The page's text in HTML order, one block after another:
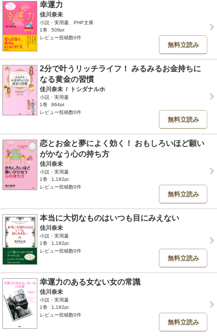
幸運力
佳川奈未
小説・実用書、PHP文庫
1巻
509pt
レビュー投稿数0件
無料立読み
2分で叶うリッチライフ！ みるみるお金持ちに
なる黄金の習慣
佳川奈未 / トシダナルホ
小説・実用書
1巻
864pt
レビュー投稿数0件
無料立読み
恋とお金と夢によく効く！ おもしろいほど願い
がかなう心の持ち方
佳川奈未
小説・実用書
1巻
1,182pt
レビュー投稿数0件
無料立読み
本当に大切なものはいつも目にみえない
佳川奈未
小説・実用書
1巻
1,182pt
レビュー投稿数0件
無料立読み
幸運力のある女ない女の常識
佳川奈未
小説・実用書
1巻
1,182pt
レビュー投稿数0件
無料立読み